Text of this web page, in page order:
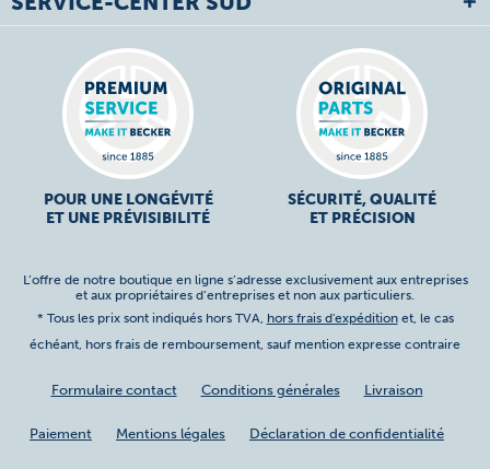
POUR UNE LONGÉVITÉ
ET UNE PRÉVISIBILITÉ
SÉCURITÉ, QUALITÉ
ET PRÉCISION
L’offre de notre boutique en ligne s’adresse exclusivement aux entreprises
et aux propriétaires d’entreprises et non aux particuliers.
* Tous les prix sont indiqués hors TVA, hors frais d'expéditionet, le cas
échéant, hors frais de remboursement, sauf mention expresse contraire
Formulaire contact Conditions générales Livraison
Paiement Mentions légales Déclaration de confidentialité